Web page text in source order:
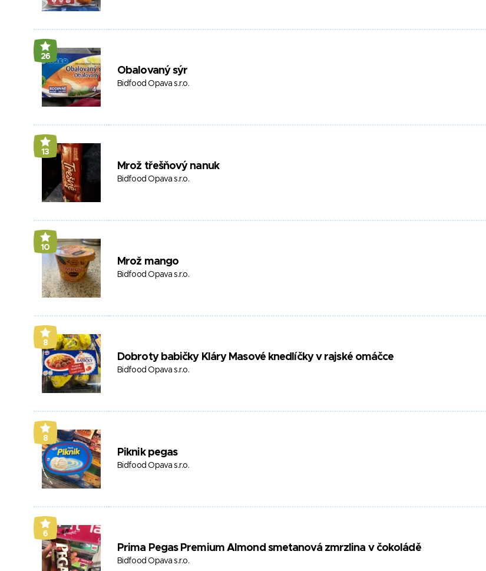
26
Obalovaný sýr
Bidfood Opava s.r.o.
13
Mrož třešňový nanuk
Bidfood Opava s.r.o.
10
Mrož mango
Bidfood Opava s.r.o.
8
Dobroty babičky Kláry Masové knedlíčky v rajské omáčce
Bidfood Opava s.r.o.
8
Piknik pegas
Bidfood Opava s.r.o.
6
Prima Pegas Premium Almond smetanová zmrzlina v čokoládě
Bidfood Opava s.r.o.